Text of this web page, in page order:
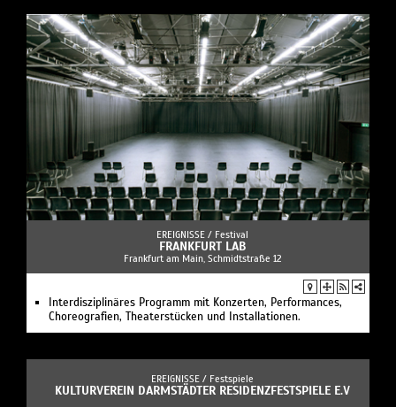
EREIGNISSE / Festival
FRANKFURT LAB
Frankfurt am Main, Schmidtstraße 12
Interdisziplinäres Programm mit Konzerten, Performances,
Choreografien, Theaterstücken und Installationen.
EREIGNISSE / Festspiele
KULTURVEREIN DARMSTÄDTER RESIDENZFESTSPIELE E.V